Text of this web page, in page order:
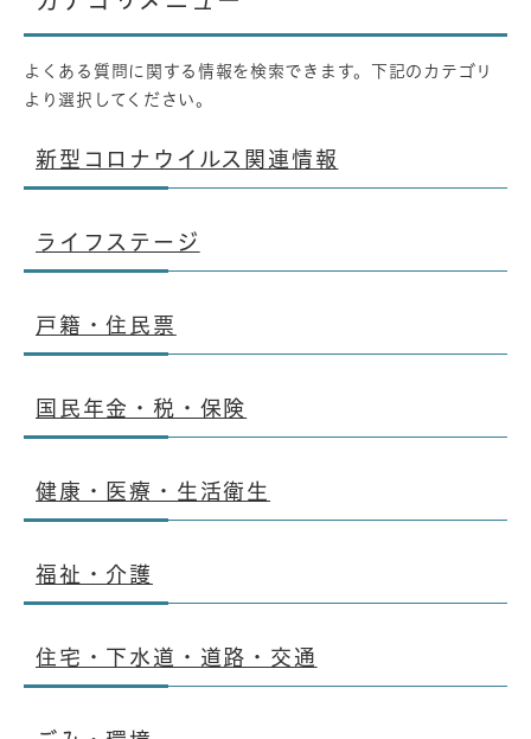
よくある質問に関する情報を検索できます。下記のカテゴリ
より選択してください。
新型コロナウイルス関連情報
ライフステージ
戸籍・住民票
国民年金・税・保険
健康・医療・生活衛生
福祉・介護
住宅・下水道・道路・交通